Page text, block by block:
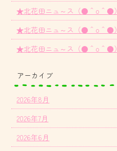
★北花田ニュ～ス（●＾o＾●）
★北花田ニュ～ス（●＾o＾●）
★北花田ニュ～ス（●＾o＾●）
アーカイブ
2026年8月
2026年7月
2026年6月